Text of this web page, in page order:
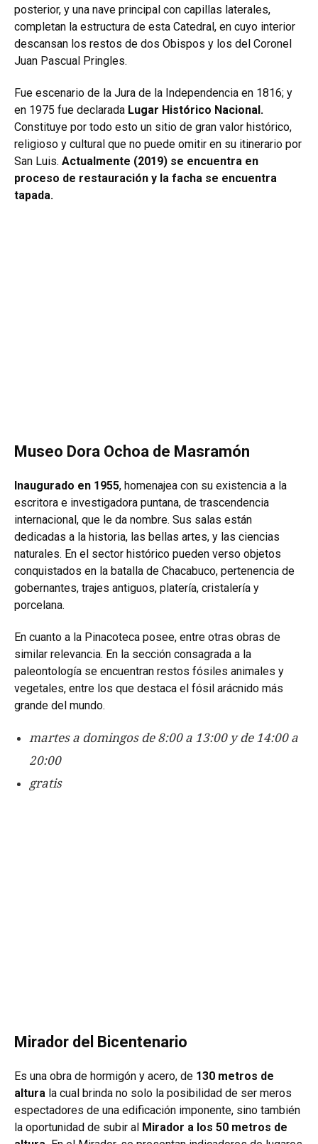
posterior, y una nave principal con capillas laterales,
completan la estructura de esta Catedral, en cuyo interior
descansan los restos de dos Obispos y los del Coronel
Juan Pascual Pringles.
Fue escenario de la Jura de la Independencia en 1816; y
en 1975 fue declarada Lugar Histórico Nacional.
Constituye por todo esto un sitio de gran valor histórico,
religioso y cultural que no puede omitir en su itinerario por
San Luis. Actualmente (2019) se encuentra en
proceso de restauración y la facha se encuentra
tapada.
Museo Dora Ochoa de Masramón
Inaugurado en 1955, homenajea con su existencia a la
escritora e investigadora puntana, de trascendencia
internacional, que le da nombre. Sus salas están
dedicadas a la historia, las bellas artes, y las ciencias
naturales. En el sector histórico pueden verso objetos
conquistados en la batalla de Chacabuco, pertenencia de
gobernantes, trajes antiguos, platería, cristalería y
porcelana.
En cuanto a la Pinacoteca posee, entre otras obras de
similar relevancia. En la sección consagrada a la
paleontología se encuentran restos fósiles animales y
vegetales, entre los que destaca el fósil arácnido más
grande del mundo.
martes a domingos de 8:00 a 13:00 y de 14:00 a
20:00
gratis
Mirador del Bicentenario
Es una obra de hormigón y acero, de 130 metros de
altura la cual brinda no solo la posibilidad de ser meros
espectadores de una edificación imponente, sino también
la oportunidad de subir al Mirador a los 50 metros de